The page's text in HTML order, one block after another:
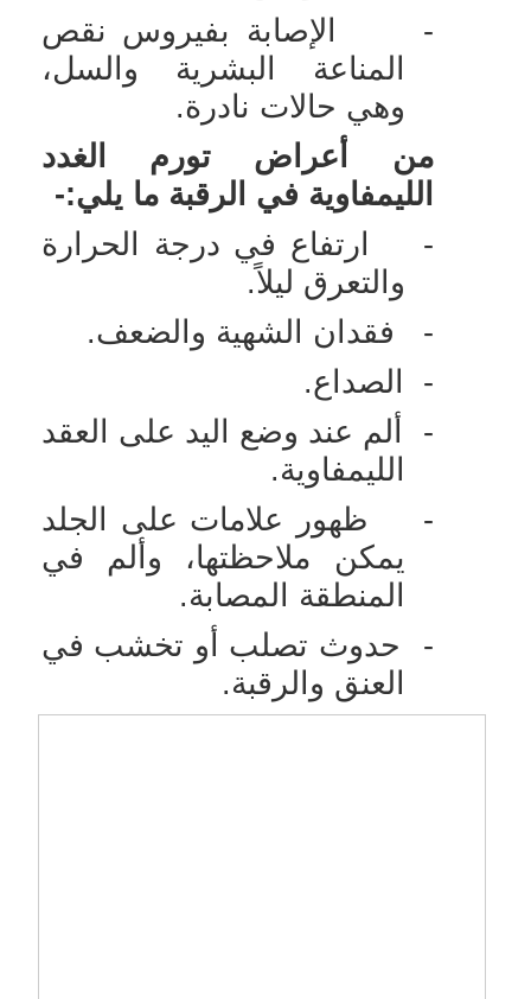
-
الإصابة بفيروس نقص
المناعة البشرية والسل،
وهي حالات نادرة.
من أعراض تورم الغدد
الليمفاوية في الرقبة ما يلي:-
-
ارتفاع في درجة الحرارة
والتعرق ليلاً.
-
فقدان الشهية والضعف.
-
الصداع.
-
ألم عند وضع اليد على العقد
الليمفاوية.
-
ظهور علامات على الجلد
يمكن ملاحظتها، وألم في
المنطقة المصابة.
-
حدوث تصلب أو تخشب في
العنق والرقبة.